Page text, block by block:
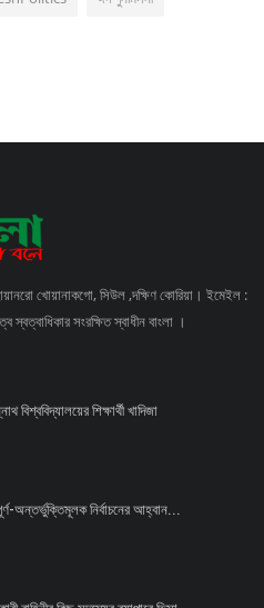
খোয়ানাকগো, সিউল ,দক্ষিণ কোরিয়া। ইমেইল :
সংরক্ষিত স্বাধীন বাংলা ।
বিশ্ববিদ্যালয়ের শিক্ষার্থী খাদিজা
অন্তর্ভুক্তিমূলক নির্বাচনের আহ্বান...